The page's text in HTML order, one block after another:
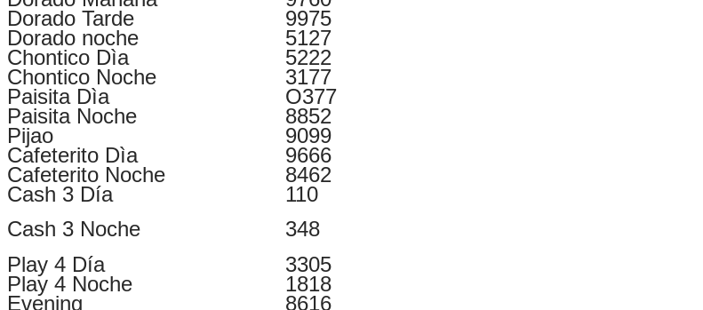
Dorado Tarde
9975
Dorado noche
5127
Chontico Dìa
5222
Chontico Noche
3177
Paisita Dìa
O377
Paisita Noche
8852
Pijao
9099
Cafeterito Dìa
9666
Cafeterito Noche
8462
Cash 3 Día
110
Cash 3 Noche
348
Play 4 Día
3305
Play 4 Noche
1818
Evening
8616